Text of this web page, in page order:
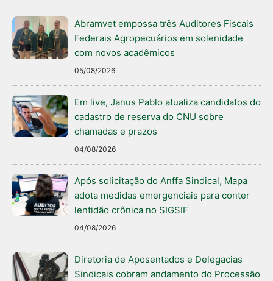
Abramvet empossa três Auditores Fiscais
Federais Agropecuários em solenidade
com novos acadêmicos
05/08/2026
Em live, Janus Pablo atualiza candidatos do
cadastro de reserva do CNU sobre
chamadas e prazos
04/08/2026
Após solicitação do Anffa Sindical, Mapa
adota medidas emergenciais para conter
lentidão crônica no SIGSIF
04/08/2026
Diretoria de Aposentados e Delegacias
Sindicais cobram andamento do Processão